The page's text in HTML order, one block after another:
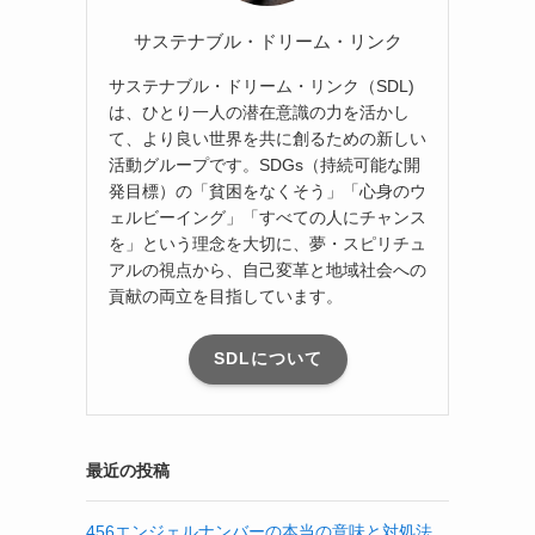
サステナブル・ドリーム・リンク
サステナブル・ドリーム・リンク（SDL)
は、ひとり一人の潜在意識の力を活かし
て、より良い世界を共に創るための新しい
活動グループです。SDGs（持続可能な開
発目標）の「貧困をなくそう」「心身のウ
ェルビーイング」「すべての人にチャンス
を」という理念を大切に、夢・スピリチュ
アルの視点から、自己変革と地域社会への
貢献の両立を目指しています。
SDLについて
最近の投稿
456エンジェルナンバーの本当の意味と対処法